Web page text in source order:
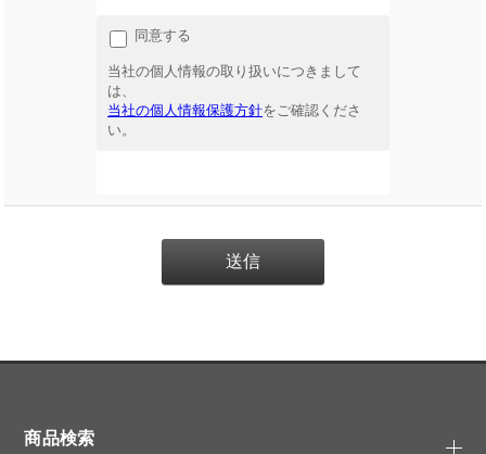
同意する
当社の個人情報の取り扱いにつきまして
は、
当社の個人情報保護方針をご確認くださ
い。
商品検索